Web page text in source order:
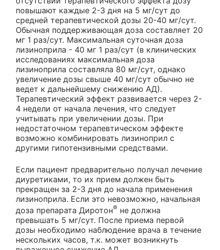
повышают каждые 2-3 дня на 5 мг/сут до
средней терапевтической дозы 20-40 мг/сут.
Обычная поддерживающая доза составляет 20
мг 1 раз/сут. Максимальная суточная доза
лизиноприла - 40 мг 1 раз/сут (в клинических
исследованиях максимальная доза
лизиноприла составляла 80 мг/сут, однако
увеличение дозы свыше 40 мг/сут обычно не
ведет к дальнейшему снижению АД).
Терапевтический эффект развивается через 2-
4 недели от начала лечения, что следует
учитывать при увеличении дозы. При
недостаточном терапевтическом эффекте
возможно комбинировать лизиноприл с
другими гипотензивными средствами.
Если пациент предварительно получал лечение
диуретиками, то их прием должен быть
прекращен за 2-3 дня до начала применения
лизиноприла. Если это невозможно, начальная
доза препарата Диротон® не должна
превышать 5 мг/сут. После приема первой
дозы необходимо наблюдение врача в течение
нескольких часов, т.к. может возникнуть